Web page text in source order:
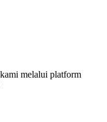
melalui platform